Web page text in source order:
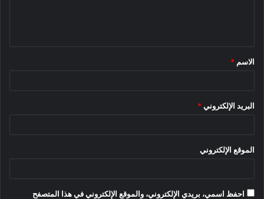
*
الاسم *
البريد الإلكتروني *
الموقع الإلكتروني
احفظ اسمي، بريدي الإلكتروني، والموقع الإلكتروني في هذا المتصفح